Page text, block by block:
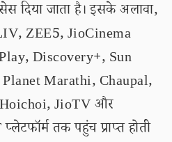
दिया जाता है। इसके अलावा,
ZEE5, JioCinema
Discovery+, Sun
Marathi, Chaupal,
JioTV और
तक पहुंच प्राप्त होती